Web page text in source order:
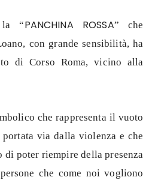
“PANCHINA ROSSA” che
con grande sensibilità, ha
di Corso Roma, vicino alla
che rappresenta il vuoto
via dalla violenza e che
di poter riempire della presenza
che come noi vogliono